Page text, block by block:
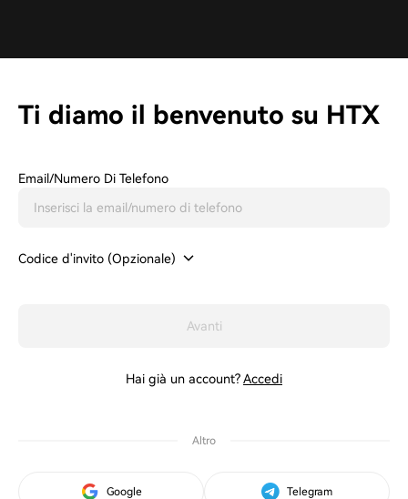
Ti diamo il benvenuto su HTX
Email/Numero Di Telefono
Codice d'invito (Opzionale)
Avanti
Hai già un account?Accedi
Altro
Google Telegram